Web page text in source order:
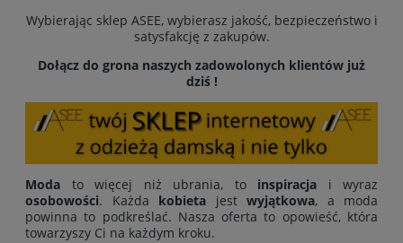
Wybierając sklep ASEE, wybierasz jakość, bezpieczeństwo i
satysfakcję z zakupów.
Dołącz do grona naszych zadowolonych klientów już
dziś !
Moda to więcej niż ubrania, to inspiracja i wyraz
osobowości. Każda kobieta jest wyjątkowa, a moda
powinna to podkreślać. Nasza oferta to opowieść, która
towarzyszy Ci na każdym kroku.